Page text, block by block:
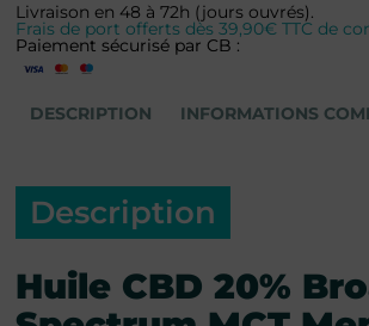
DESCRIPTION INFORMATIONS
Description
Huile CBD 20%
Livraison en 48 à 72h (jours ouvrés).
Frais de port offerts dès 39,90€ TTC de
Paiement sécurisé par CB :